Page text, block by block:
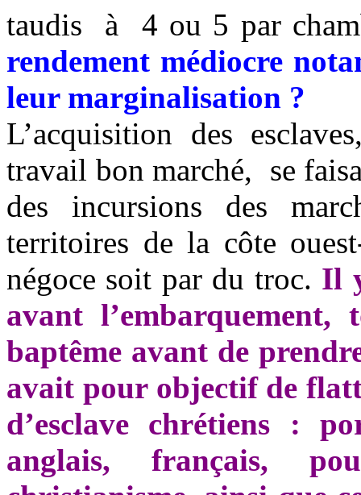
taudis
à
4 ou 5 par
rendement médiocre
leur marginalisation ?
L’acquisition des
travail bon marché, se
des incursions des
territoires de la côte
négoce soit par du troc. Il
avant
baptême avant de
avait pour objectif de
d’esclave chrétiens :
anglais, français,